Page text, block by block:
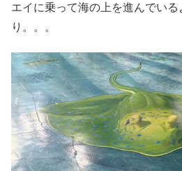
エイに乗って海の上を進んでいる
り。。。